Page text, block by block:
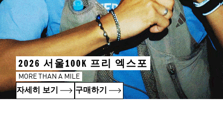
2026 서울100K 프리 엑스포
MORE THAN A MILE
자세히 보기 구매하기